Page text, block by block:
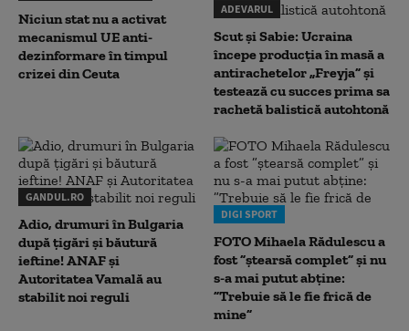
Niciun stat nu a activat
mecanismul UE anti-
dezinformare în timpul
crizei din Ceuta
ADEVARUL
Scut și Sabie: Ucraina
începe producția în masă a
antirachetelor „Freyja” și
testează cu succes prima sa
rachetă balistică autohtonă
GANDUL.RO
Adio, drumuri în Bulgaria
după țigări și băutură
ieftine! ANAF și
Autoritatea Vamală au
stabilit noi reguli
DIGI SPORT
FOTO Mihaela Rădulescu a
fost ”ștearsă complet” și nu
s-a mai putut abține:
”Trebuie să le fie frică de
mine”